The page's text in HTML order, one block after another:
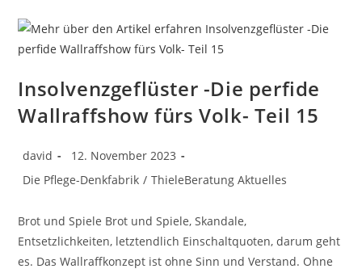
Insolvenzgeflüster -Die perfide
Wallraffshow fürs Volk- Teil 15
david
12. November 2023
Die Pflege-Denkfabrik / ThieleBeratung Aktuelles
Brot und Spiele Brot und Spiele, Skandale,
Entsetzlichkeiten, letztendlich Einschaltquoten, darum geht
es. Das Wallraffkonzept ist ohne Sinn und Verstand. Ohne